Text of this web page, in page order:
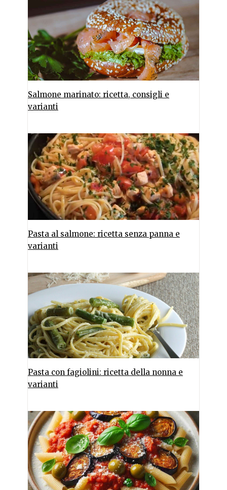
Salmone marinato: ricetta, consigli e
varianti
Pasta al salmone: ricetta senza panna e
varianti
Pasta con fagiolini: ricetta della nonna e
varianti